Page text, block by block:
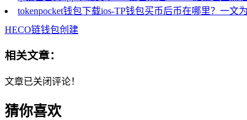
tokenpocket钱包下载ios-TP钱包买币后币在哪里？一文
HECO链钱包创建
相关文章：
文章已关闭评论！
猜你喜欢